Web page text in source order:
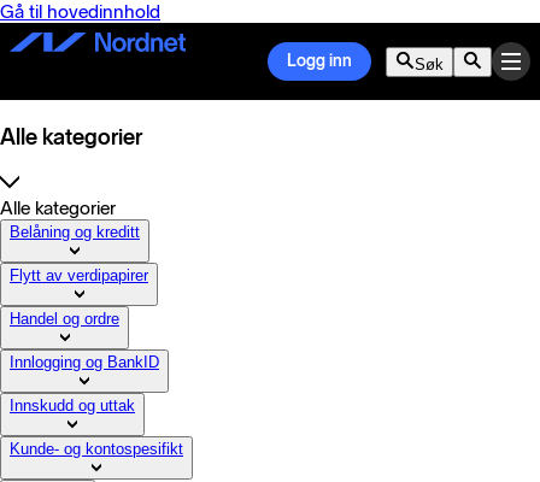
Gå til hovedinnhold
Logg inn Søk
Alle kategorier
Alle kategorier
Belåning og kreditt
Flytt av verdipapirer
Handel og ordre
Innlogging og BankID
Innskudd og uttak
Kunde- og kontospesifikt